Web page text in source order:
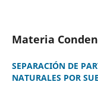
Materia
SEPARACIÓN DE
NATURALES POR